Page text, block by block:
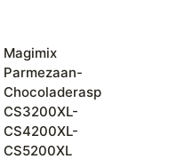
Magimix
Parmezaan-
Chocoladerasp
CS3200XL-
CS4200XL-
CS5200XL